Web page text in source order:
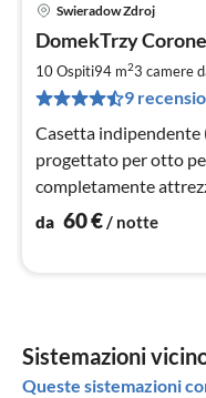
Swieradow Zdroj
DomekTrzy Corone
10 Ospiti94 m23 camere
9
Casetta indipendente
progettato per otto
completamente
bagni, sala da tre
da 60€/ notte
Sistemazioni
Queste sistemazioni